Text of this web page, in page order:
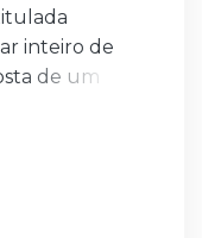
inteiro de
de um
da
viagens pela
tempo,
desta